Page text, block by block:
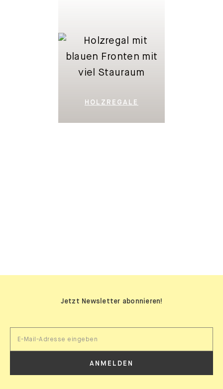
HOLZREGALE
Jetzt Newsletter abonnieren!
ANMELDEN